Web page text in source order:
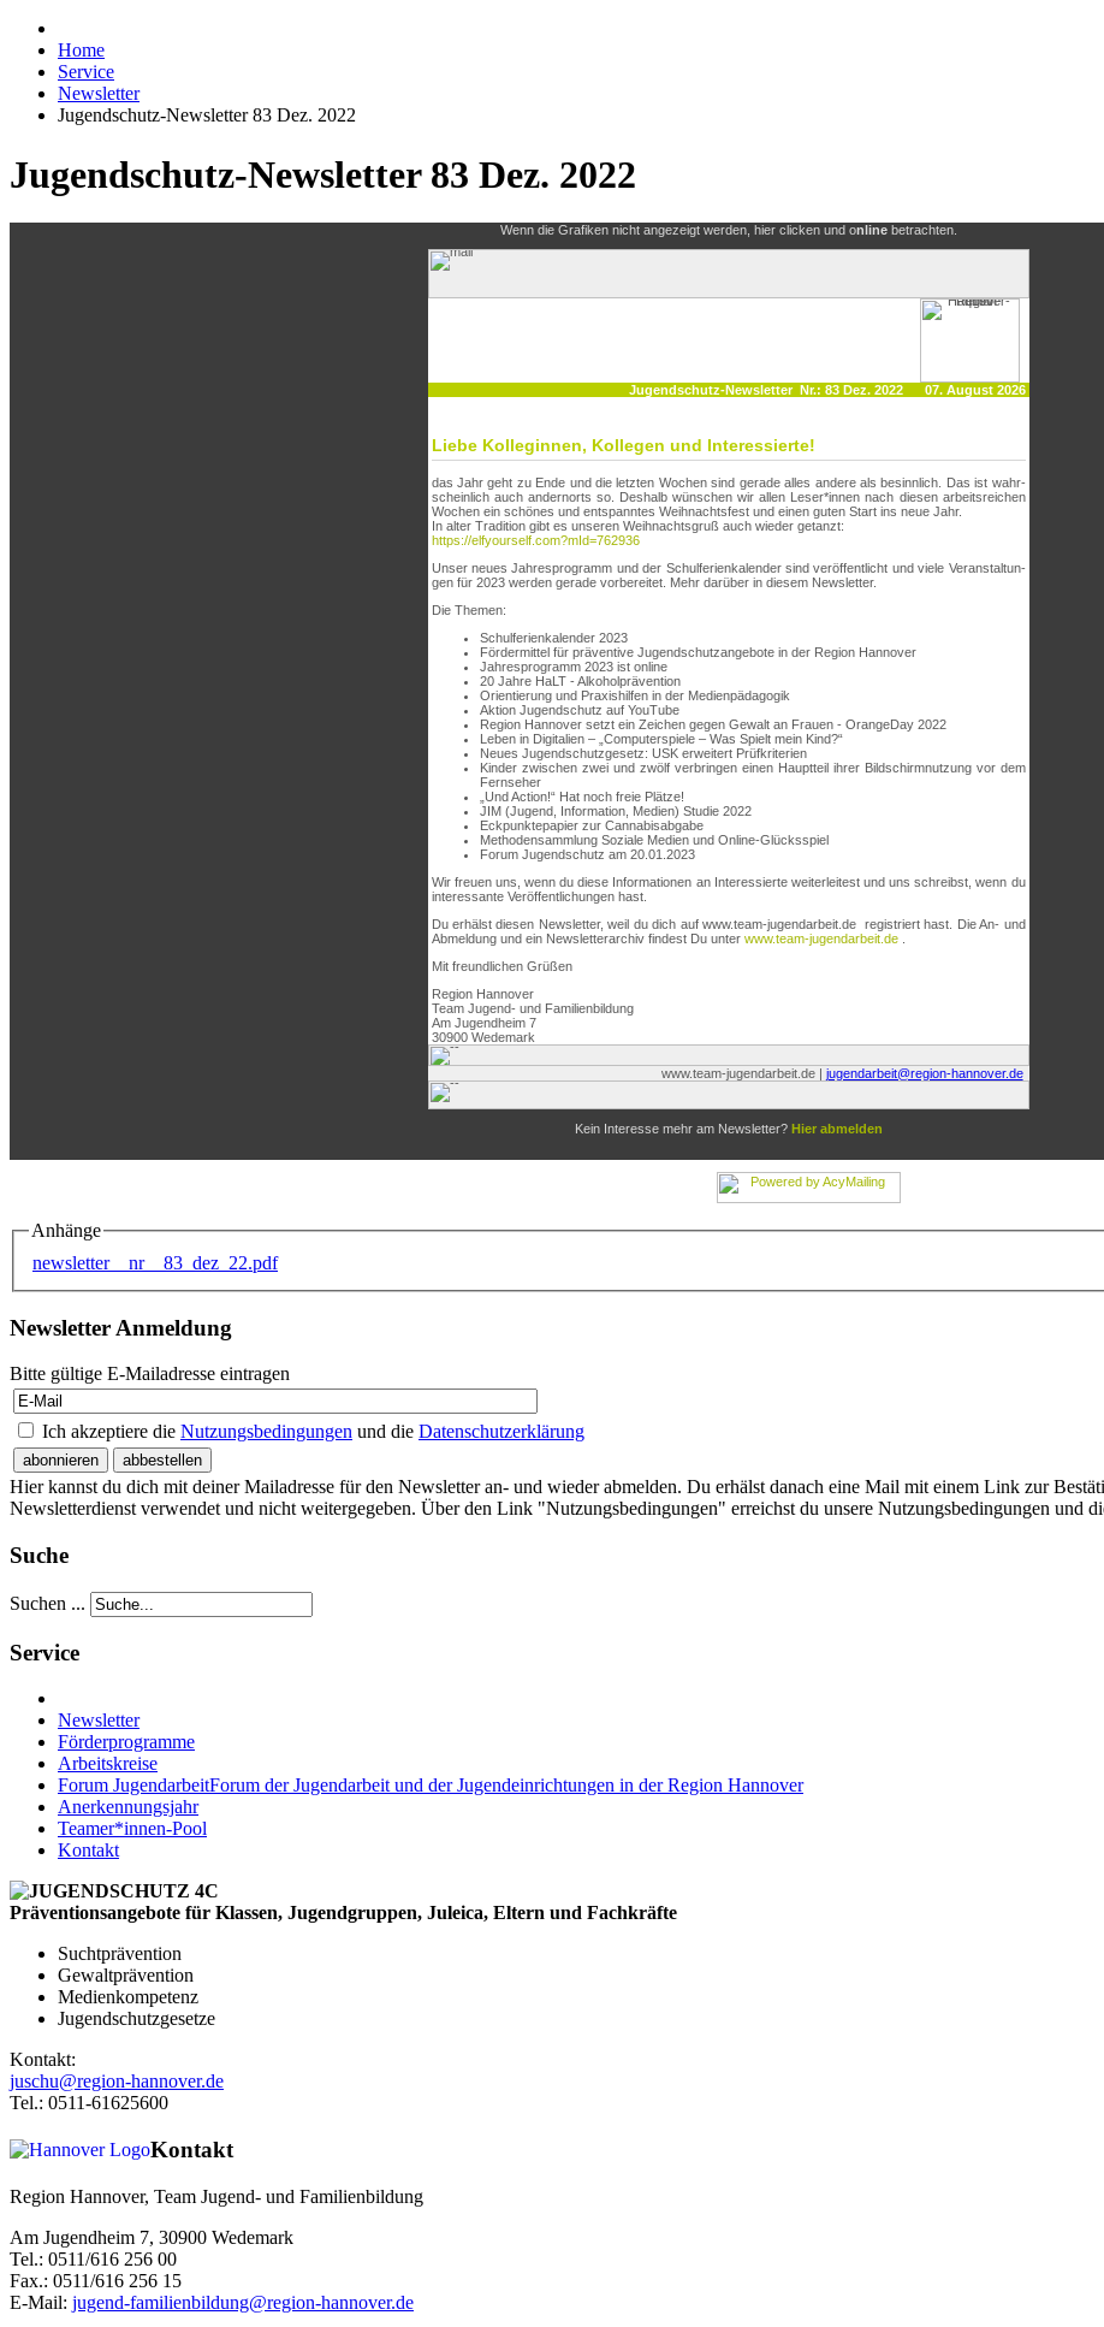
Home
Service
Newsletter
Jugendschutz-Newsletter 83 Dez. 2022
Jugendschutz-Newsletter 83 Dez. 2022
Anhänge
newsletter__nr__83_dez_22.pdf
Newsletter Anmeldung
Bitte gültige E-Mailadresse eintragen
Ich akzeptiere die Nutzungsbedingungen und die Datenschutzerklärung
Hier kannst du dich mit deiner Mailadresse für den Newsletter an- und wieder abmelden. Du erhälst danach eine Mail mit einem Link zur
Newsletterdienst verwendet und nicht weitergegeben. Über den Link "Nutzungsbedingungen" erreichst du unsere Nutzungsbedingungen und
Suche
Suchen ...
Service
Newsletter
Förderprogramme
Arbeitskreise
Forum JugendarbeitForum der Jugendarbeit und der Jugendeinrichtungen in der Region Hannover
Anerkennungsjahr
Teamer*innen-Pool
Kontakt
Präventionsangebote für Klassen, Jugendgruppen, Juleica, Eltern und Fachkräfte
Suchtprävention
Gewaltprävention
Medienkompetenz
Jugendschutzgesetze
Kontakt:
juschu@region-hannover.de
Tel.: 0511-61625600
Kontakt
Region Hannover, Team Jugend- und Familienbildung
Am Jugendheim 7, 30900 Wedemark
Tel.: 0511/616 256 00
Fax.: 0511/616 256 15
E-Mail: jugend-familienbildung@region-hannover.de